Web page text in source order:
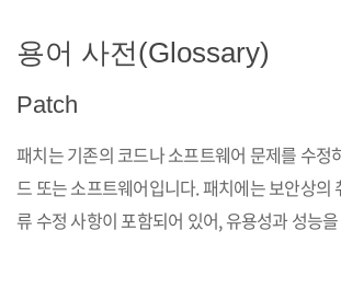
용어 사전(Glossary)
Patch
패치는 기존의 코드나 소프트웨어 문제를 수정
드 또는 소프트웨어입니다. 패치에는 보안상의
류 수정 사항이 포함되어 있어, 유용성과 성능